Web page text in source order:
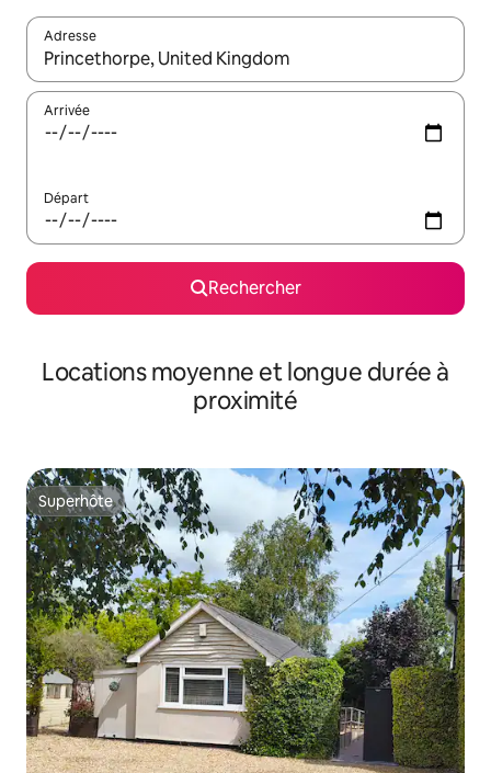
Adresse
Lorsque les résultats s'affichent, utilisez les flèches vers le
Arrivée
Départ
Rechercher
Locations moyenne et longue durée à
proximité
Superhôte
Superhôte